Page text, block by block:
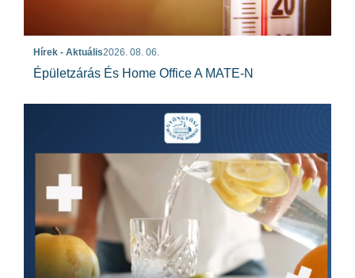
Hírek - Aktuális2026. 08. 06.
Épületzárás És Home Office A MATE-N